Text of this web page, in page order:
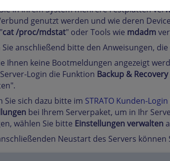
in Ihrem System mehrere Festplatten
genutzt werden und wie deren
cat /proc/mdstat" oder Tools wie mdadm
Sie anschließend bitte den Anweisungen, die
Ihnen keine Bootmeldungen angezeigt
Login die Funktion Backup & Recovery
Sie sich dazu bitte im STRATO Kunden-Login
bei Ihrem Serverpaket, um in Ihr
wählen Sie bitte Einstellungen verwalten
Neustart des Servers